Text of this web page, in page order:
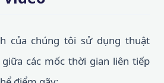
của chúng tôi sử dụng thuật
các mốc thời gian liên tiếp